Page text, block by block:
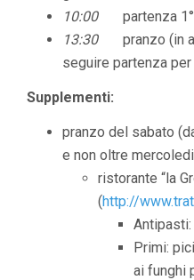
10:00partenza 1°
13:30pranzo (in
seguire partenza
Supplementi:
pranzo del sabato
e non oltre
ristorante “la
(http://
Primi:
ai funghi